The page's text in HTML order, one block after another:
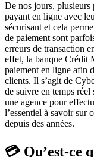
De nos jours, plusieurs
payant en ligne avec
sécurisant et cela
de paiement sont
erreurs de transaction
effet, la banque Crédit
paiement en ligne afin
clients. Il s’agit de
de suivre en temps réel
une agence pour
l’essentiel à savoir sur
depuis des années.
💳 Qu’est-ce